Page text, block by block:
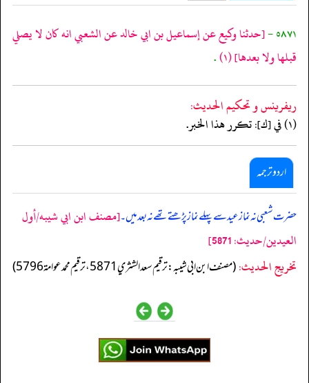
٥٨٧١ - [حدثنا وكيع عن إسماعيل بن ابي خالد عن الشعبي انه كان لا يصلي
قبلها ولا بعدها](١) .
ريفرينس و تحكيم الحدیث:
(١) في [ك]: تكرر هذا الخبر.
اردو ترجمہ
حضرت شعبی نہ نماز عید سے پہلے نماز پڑھتے تھے نہ بعد میں۔[مصنف ابن ابي شيبه/أول
العيدين/حدیث: 5871]
تخریج الحدیث:(مصنف ابن ابي شيبه: ترقيم سعد الشثري 5871، ترقيم محمد عوامة 5796)